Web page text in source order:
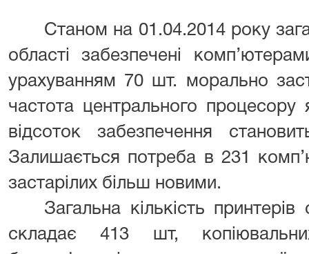
Станом на 01.04.2014 року
області забезпечені
урахуванням 70 шт. морально
частота центрального
відсоток забезпечення
Залишається потреба в 231
застарілих більш новими.
Загальна кількість
складає 413 шт,